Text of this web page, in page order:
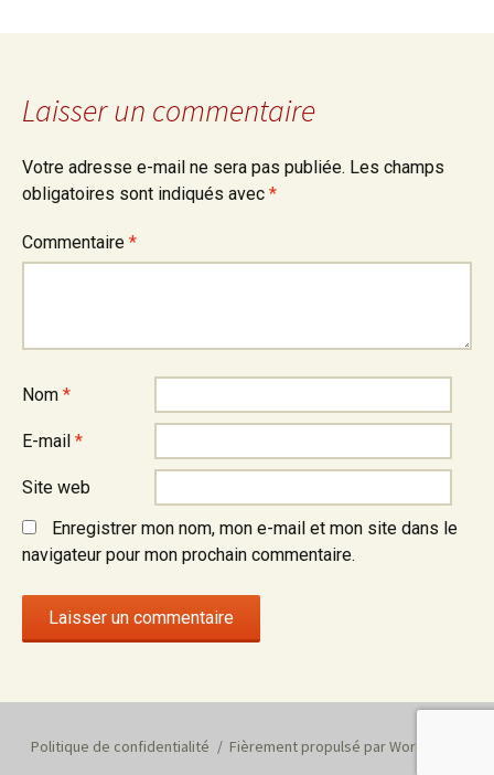
Laisser un commentaire
Votre adresse e-mail ne sera pas publiée. Les champs
obligatoires sont indiqués avec *
Commentaire *
Nom *
E-mail *
Site web
Enregistrer mon nom, mon e-mail et mon site dans le
navigateur pour mon prochain commentaire.
Politique de confidentialité Fièrement propulsé par WordPress